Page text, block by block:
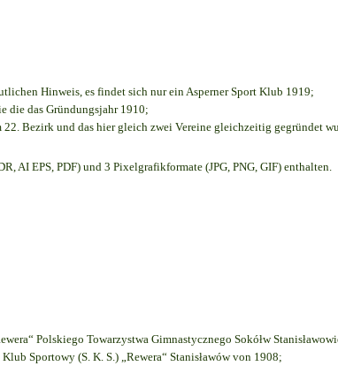
Hinweis, es findet sich nur ein Asperner Sport Klub 1919;
die das Gründungsjahr 1910;
Bezirk und das hier gleich zwei Vereine gleichzeitig gegründet
AI EPS, PDF) und 3 Pixelgrafikformate (JPG, PNG, GIF) enthalten.
Polskiego Towarzystwa Gimnastycznego Sokółw
Sportowy (S. K. S.) „Rewera“ Stanisławów von 1908;